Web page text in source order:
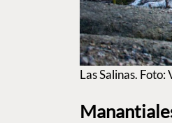
Las Salinas. Foto: